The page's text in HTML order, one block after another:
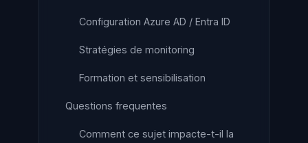
Configuration Azure AD / Entra ID
Stratégies de monitoring
Formation et sensibilisation
Questions frequentes
Comment ce sujet impacte-t-il la